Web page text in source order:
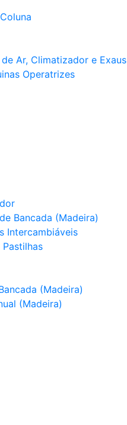
Ar, Climatizador e Exaus
Operatrizes
Bancada (Madeira)
Intercambiáveis
Pastilhas
(Madeira)
(Madeira)